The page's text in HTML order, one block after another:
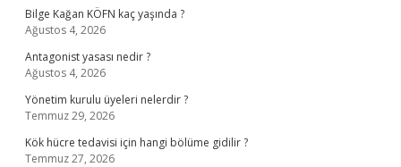
Bilge Kağan KÖFN kaç yaşında ?
Ağustos 4, 2026
Antagonist yasası nedir ?
Ağustos 4, 2026
Yönetim kurulu üyeleri nelerdir ?
Temmuz 29, 2026
Kök hücre tedavisi için hangi bölüme gidilir ?
Temmuz 27, 2026